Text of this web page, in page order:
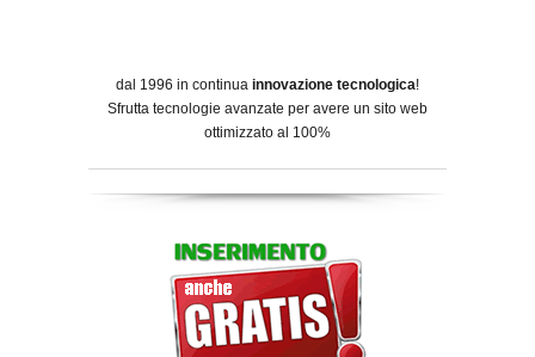
dal 1996 in continua innovazione tecnologica!
Sfrutta tecnologie avanzate per avere un sito web
ottimizzato al 100%